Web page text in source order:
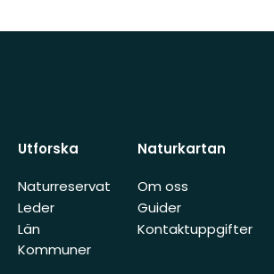
Utforska
Naturreservat
Leder
Län
Kommuner
Naturkartan
Om oss
Guider
Kontaktuppgifter